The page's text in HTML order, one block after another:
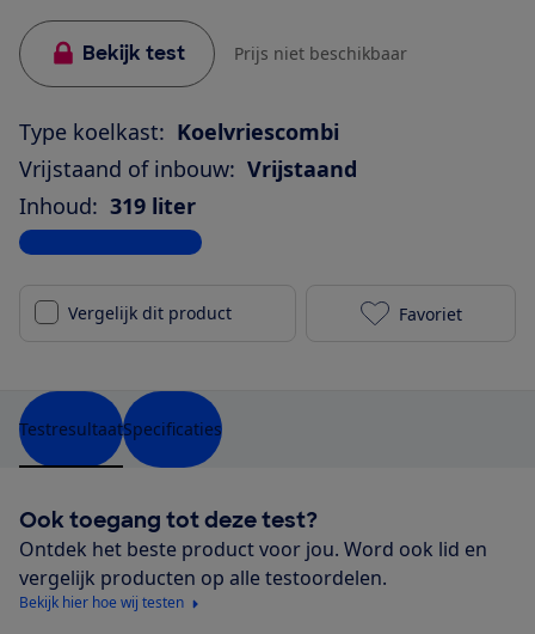
Bekijk test Prijs niet beschikbaar
Type koelkast: Koelvriescombi
Vrijstaand of inbouw: Vrijstaand
Inhoud: 319 liter
Bekijk alle specificaties
Vergelijk dit product Liebherr
Favoriet
TestresultaatSpecificaties
Ook toegang tot deze test?
Ontdek het beste product voor jou. Word ook lid en
vergelijk producten op alle testoordelen.
Bekijk hier hoe wij testen